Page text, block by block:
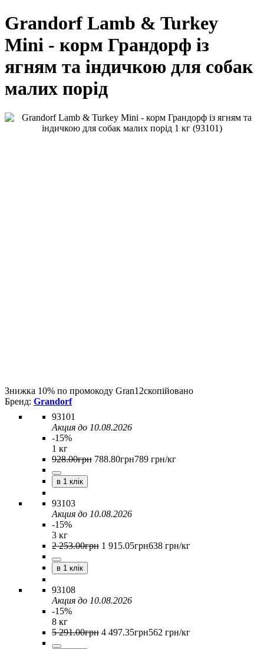
Grandorf Lamb & Turkey
Mini - корм Грандорф із
ягням та індичкою для собак
малих порід
Знижка 10% по промокоду Gran12скопійовано
Grandorf
93101
Акция до 10.08.2026
-15%
1 кг
928.00грн 788.80грн789 грн/кг
в 1 клік
93103
Акция до 10.08.2026
-15%
3 кг
2 253.00грн 1 915.05грн638 грн/кг
в 1 клік
93108
Акция до 10.08.2026
-15%
8 кг
5 291.00грн 4 497.35грн562 грн/кг